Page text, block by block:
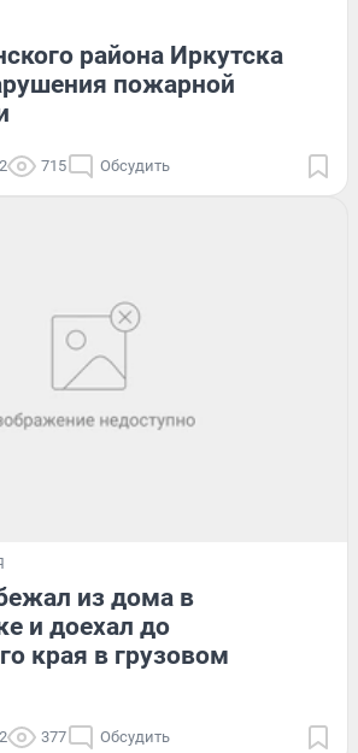
района Иркутска
пожарной
715 Обсудить
из дома в
и доехал до
края в грузовом
377 Обсудить